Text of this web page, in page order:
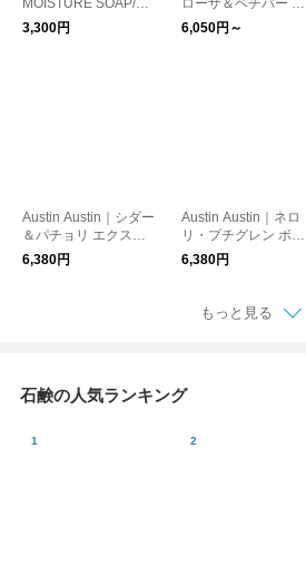
MOISTURE SOAP/石
鹼 ボディソープ 手洗
い 洗顔
3,300円
ローザ＆ベチバー ハ
ンドソープ ボトル 30
0ml/詰替え用パウチ 6
6,050円～
Austin Austin｜シダー
＆パチョリ エクスフ
ォリエーティングハン
ドソープ 300ml
6,380円
Austin Austin｜ネロ
リ・プチグレン ボデ
ィソープ
6,380円
もっと見る
石鹸の人気ランキング